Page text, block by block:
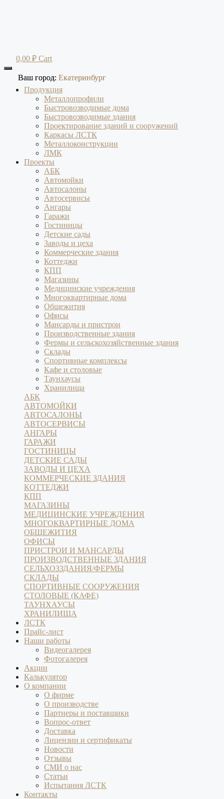
0,00 ₽ Cart
Продукция
Металлопрофили
Быстровозводимые дома
Быстровозводимые здания
Проектирование зданий и сооружений
Каркасы ЛСТК
Металлоконструкции
ЛМК
Проекты
АБК
Автомойки
Автосалоны
Автосервисы
Ангары
Гаражи
Гостиницы
Детские сады
Заводы и цеха
Коммерческие здания
Коттеджи
КПП
Магазины
Медицинские учреждения
Многоквартирные дома
Общежития
Офисы
Мансарды и пристрои
Производственные здания
Фермы и сельскохозяйственные здания
Склады
Спортивные комплексы
Кафе и столовые
Таунхаусы
Хранилища
АБК
АВТОМОЙКИ
АВТОСАЛОНЫ
АВТОСЕРВИСЫ
АНГАРЫ
ГАРАЖИ
ГОСТИНИЦЫ
ДЕТСКИЕ САДЫ
ЗАВОДЫ И ЦЕХА
КОММЕРЧЕСКИЕ ЗДАНИЯ
КОТТЕДЖИ
КПП
МАГАЗИНЫ
МЕДИЦИНСКИЕ УЧРЕЖДЕНИЯ
МНОГОКВАРТИРНЫЕ ДОМА
ОБЩЕЖИТИЯ
ОФИСЫ
ПРИСТРОИ И МАНСАРДЫ
ПРОИЗВОДСТВЕННЫЕ ЗДАНИЯ
СЕЛЬХОЗЗДАНИЯ/ФЕРМЫ
СКЛАДЫ
СПОРТИВНЫЕ СООРУЖЕНИЯ
СТОЛОВЫЕ (КАФЕ)
ТАУНХАУСЫ
ХРАНИЛИЩА
ЛСТК
Прайс-лист
Наши работы
Видеогалерея
Фотогалерея
Акции
Калькулятор
О компании
О фирме
О производстве
Партнеры и поставщики
Вопрос-ответ
Доставка
Лицензии и сертификаты
Новости
Отзывы
СМИ о нас
Статьи
Испытания ЛСТК
Контакты
Ваш город: Екатеринбург
Ваш город: Екатеринбург